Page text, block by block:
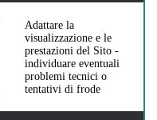
Adattare la
visualizzazione e le
prestazioni del Sito -
individuare eventuali
problemi tecnici o
tentativi di frode